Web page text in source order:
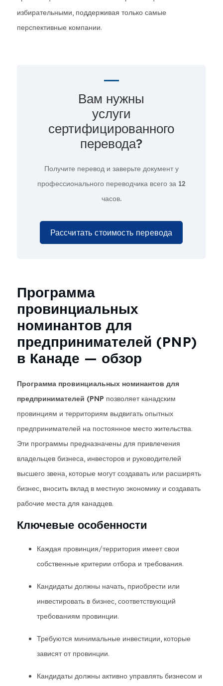
избирательными, поддерживая только самые
перспективные компании.
Вам нужны
услуги
сертифицированного
перевода?
Получите перевод и заверьте документ у
профессионального переводчика всего за 12
часов.
Рассчитать стоимость перевода
Программа
провинциальных
номинантов для
предпринимателей (PNP)
в Канаде — обзор
Программа провинциальных номинантов для
предпринимателей (PNP позволяет канадским
провинциям и территориям выдвигать опытных
предпринимателей на постоянное место жительства.
Эти программы предназначены для привлечения
владельцев бизнеса, инвесторов и руководителей
высшего звена, которые могут создавать или расширять
бизнес, вносить вклад в местную экономику и создавать
рабочие места для канадцев.
Ключевые особенности
Каждая провинция/территория имеет свои
собственные критерии отбора и требования.
Кандидаты должны начать, приобрести или
инвестировать в бизнес, соответствующий
требованиям провинции.
Требуются минимальные инвестиции, которые
зависят от провинции.
Кандидаты должны активно управлять бизнесом и